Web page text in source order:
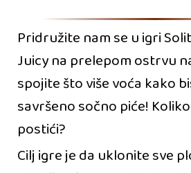
Pridružite nam se u igri
Juicy na prelepom ostrvu
spojite što više voća kako
savršeno sočno piće!
postići?
Cilj igre je da uklonite sve